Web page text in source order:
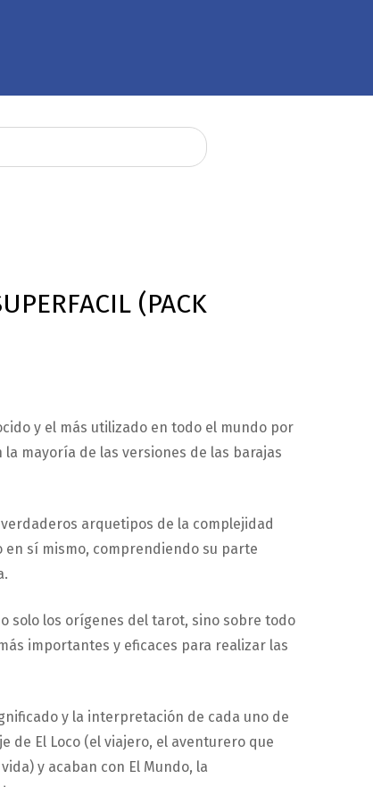
(PACK
y el más utilizado en todo el mundo por
mayoría de las versiones de las barajas
arquetipos de la complejidad
en sí mismo, comprendiendo su parte
solo los orígenes del tarot, sino sobre todo
importantes y eficaces para realizar las
y la interpretación de cada uno de
de El Loco (el viajero, el aventurero que
y acaban con El Mundo, la